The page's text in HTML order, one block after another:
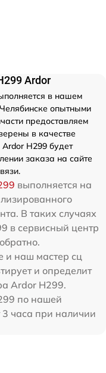
Ardor
в нашем
опытными
предоставляем
в качестве
H299 будет
заказа на сайте
выполняется на
В таких случаях
в сервисный центр
и наш мастер сц
и определит
Ardor H299.
по нашей
3 часа при наличии